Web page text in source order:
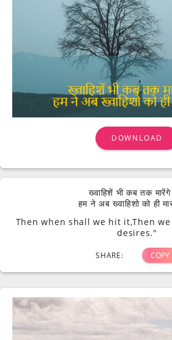
DOWNLOAD
ख्वाहिशें भी कब तक
हम ने अब ख्वाहिशो को ही
Then when shall we hit it,Then
desires."
SHARE: COPY